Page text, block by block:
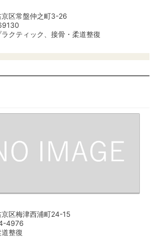
京区常盤仲之町3-26
クティック、接骨・柔道整復
区梅津西浦町24-15
4976
整復